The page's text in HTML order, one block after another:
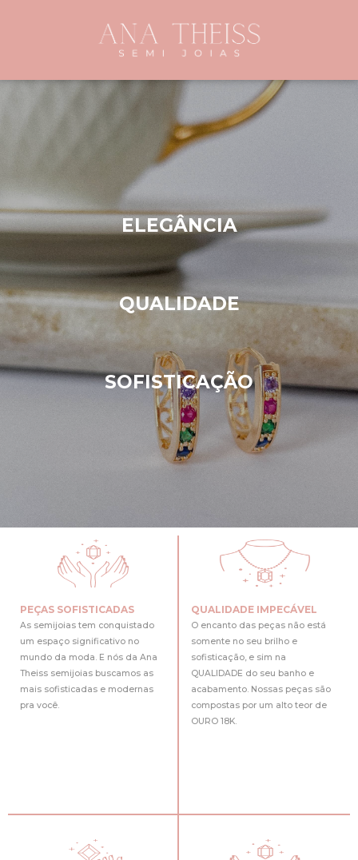
ELEGÂNCIA
QUALIDADE
SOFISTICAÇÃO
PEÇAS SOFISTICADAS
As semijoias tem conquistado
um espaço significativo no
mundo da moda. E nós da Ana
Theiss semijoias buscamos as
mais sofisticadas e modernas
pra você.
QUALIDADE IMPECÁVEL
O encanto das peças não está
somente no seu brilho e
sofisticação, e sim na
QUALIDADE do seu banho e
acabamento. Nossas peças são
compostas por um alto teor de
OURO 18K.